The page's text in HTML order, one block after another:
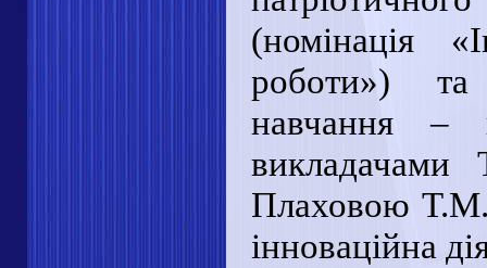
(номінація
роботи») та
навчання –
Плаховою Т.М.
інноваційна